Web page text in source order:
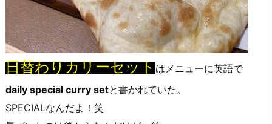
日替わりカリーセットはメニューに英語で
daily special curry setと書かれていた。
SPECIALなんだよ！笑